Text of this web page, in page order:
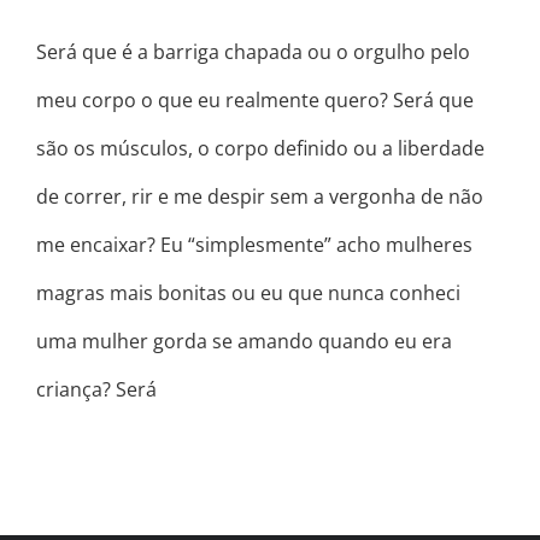
Será que é a barriga chapada ou o orgulho pelo
meu corpo o que eu realmente quero? Será que
são os músculos, o corpo definido ou a liberdade
de correr, rir e me despir sem a vergonha de não
me encaixar? Eu “simplesmente” acho mulheres
magras mais bonitas ou eu que nunca conheci
uma mulher gorda se amando quando eu era
criança? Será